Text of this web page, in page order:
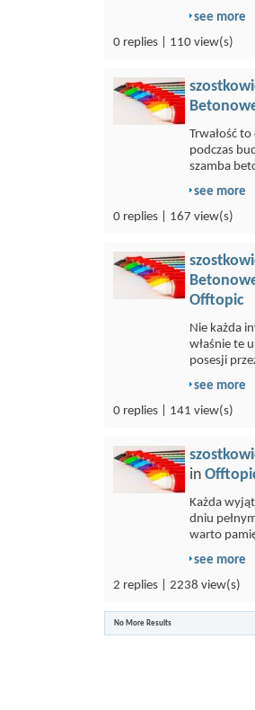
see more
0 replies | 110 view(s)
Trwałość
podczas
szamba
see more
0 replies | 167 view(s)
Offtopic
Nie każda
właśnie te
posesji
see more
0 replies | 141 view(s)
in
Każda
dniu
warto
see more
2 replies | 2238 view(s)
No More Results